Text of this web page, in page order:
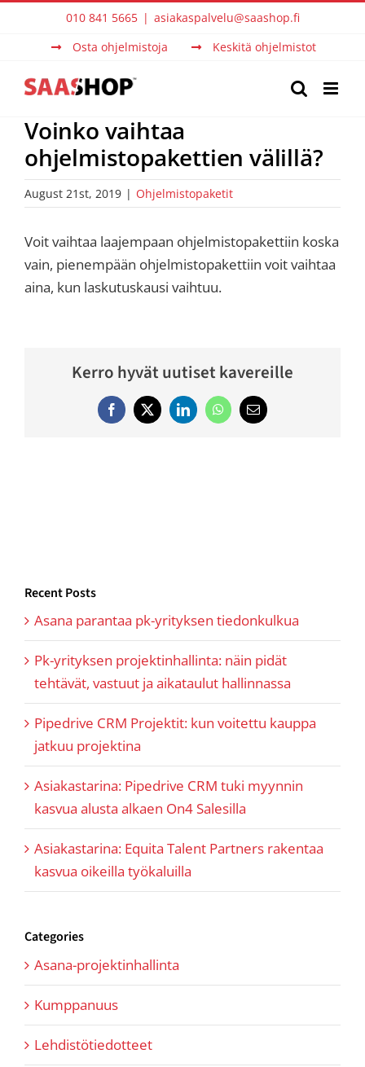
010 841 5665 | asiakaspalvelu@saashop.fi
Osta ohjelmistoja
Keskitä ohjelmistot
Voinko vaihtaa
ohjelmistopakettien välillä?
August 21st, 2019 | Ohjelmistopaketit
Voit vaihtaa laajempaan ohjelmistopakettiin koska
vain, pienempään ohjelmistopakettiin voit vaihtaa
aina, kun laskutuskausi vaihtuu.
Kerro hyvät uutiset kavereille
FacebookTwitterLinkedInWhatsApp
Email
Recent Posts
Asana parantaa pk-yrityksen tiedonkulkua
Pk-yrityksen projektinhallinta: näin pidät
tehtävät, vastuut ja aikataulut hallinnassa
Pipedrive CRM Projektit: kun voitettu kauppa
jatkuu projektina
Asiakastarina: Pipedrive CRM tuki myynnin
kasvua alusta alkaen On4 Salesilla
Asiakastarina: Equita Talent Partners rakentaa
kasvua oikeilla työkaluilla
Categories
Asana-projektinhallinta
Kumppanuus
Lehdistötiedotteet